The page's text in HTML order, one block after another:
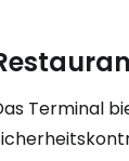
Terminal